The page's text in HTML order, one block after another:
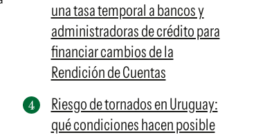
una tasa temporal a bancos y
administradoras de crédito para
financiar cambios de la
Rendición de Cuentas
Riesgo de tornados en Uruguay:
qué condiciones hacen posible